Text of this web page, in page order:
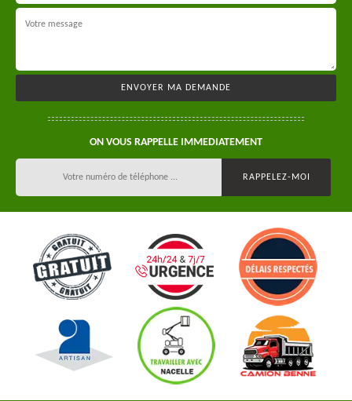
ON VOUS RAPPELLE IMMEDIATEMENT